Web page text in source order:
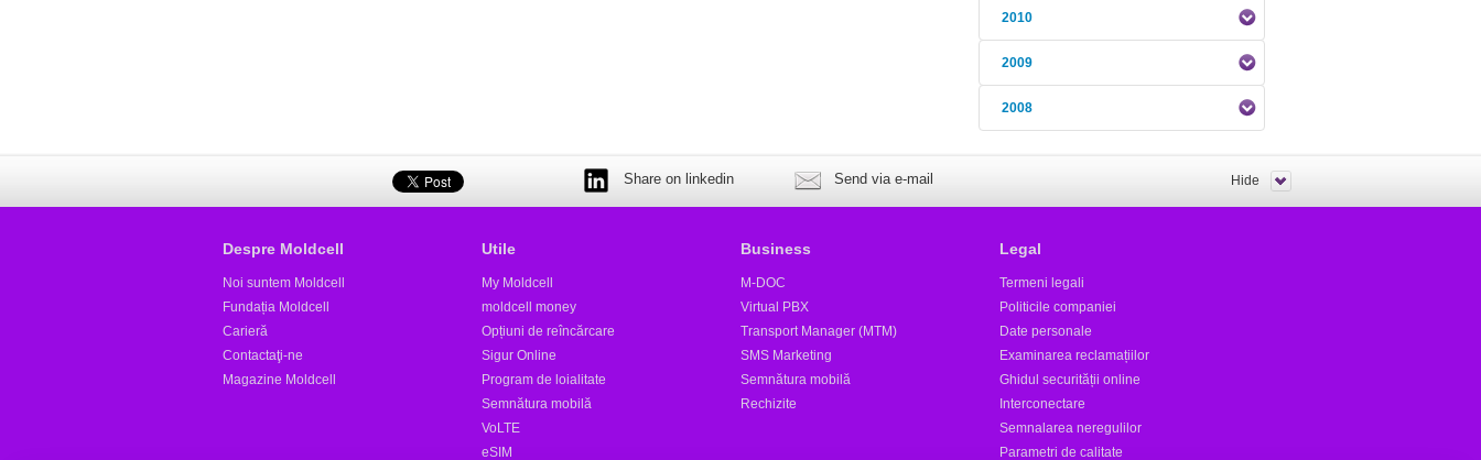
2010
2009
2008
Share on linkedin Send via e-mail Hide
Despre Moldcell
Noi suntem Moldcell
Fundația Moldcell
Carieră
Contactaţi-ne
Magazine Moldcell
Utile
My Moldcell
moldcell money
Opțiuni de reîncărcare
Sigur Online
Program de loialitate
Semnătura mobilă
VoLTE
eSIM
Business
M-DOC
Virtual PBX
Transport Manager (MTM)
SMS Marketing
Semnătura mobilă
Rechizite
Legal
Termeni legali
Politicile companiei
Date personale
Examinarea reclamațiilor
Ghidul securității online
Interconectare
Semnalarea neregulilor
Parametri de calitate